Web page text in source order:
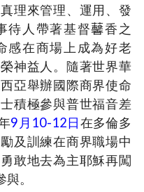
理來管理、運用、發
待人帶著基督𧅥香之
感在商場上成為好老
神益人。隨著世界華
亞舉辦國際商界使命
積極參與普世福音差
9月10-12日在多倫多
及訓練在商界職場中
敢地去為主耶穌再闖
。